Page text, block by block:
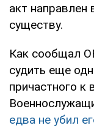
акт направлен
существу.
Как сообщал
судить еще
причастного к
едва не убил